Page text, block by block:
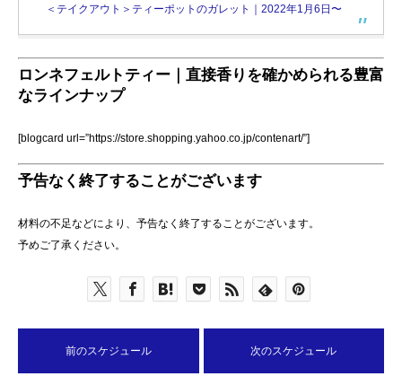
＜テイクアウト＞ティーポットのガレット｜2022年1月6日〜
ロンネフェルトティー｜直接香りを確かめられる豊富
なラインナップ
[blogcard url=”https://store.shopping.yahoo.co.jp/contenart/”]
予告なく終了することがございます
材料の不足などにより、予告なく終了することがございます。
予めご了承ください。
前のスケジュール 次のスケジュール